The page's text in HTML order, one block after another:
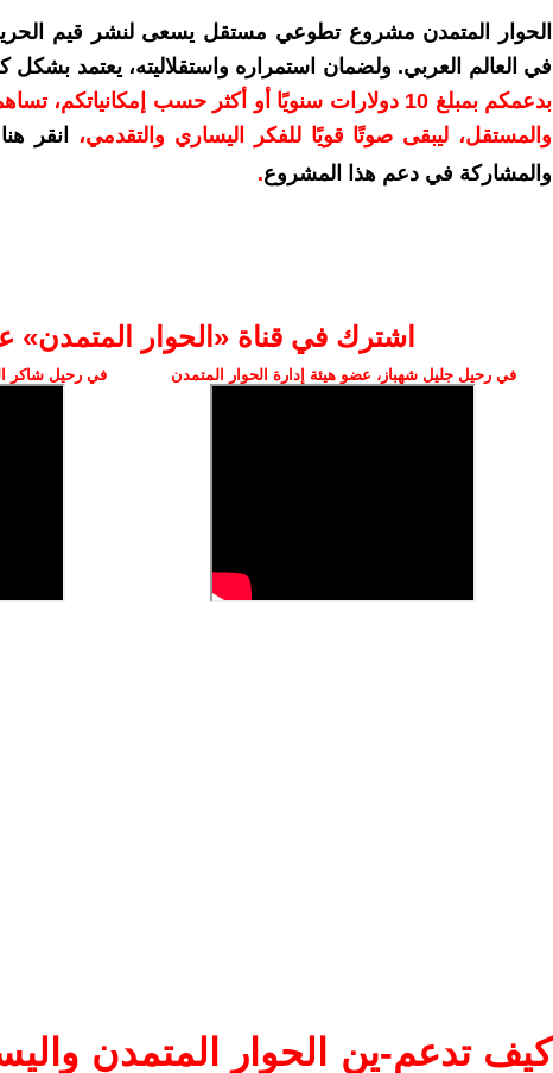
الحوار المتمدن مشروع تطوعي مستقل يسعى لنشر قيم الحرية،
في العالم العربي. ولضمان استمراره واستقلاليته، يعتمد
بدعمكم بمبلغ 10 دولارات سنويًا أو أكثر حسب
والمستقل، ليبقى صوتًا قويًا للفكر اليساري والتقدمي،
انقر
والمشاركة في دعم هذا المشروع.
اشترك في قناة ‫«الحوار المتمدن»
في رحيل جليل شهباز، عضو هيئة إدارة الحوار المتمدن في رحيل شاكر
كيف تدعم-ين الحوار المتمدن